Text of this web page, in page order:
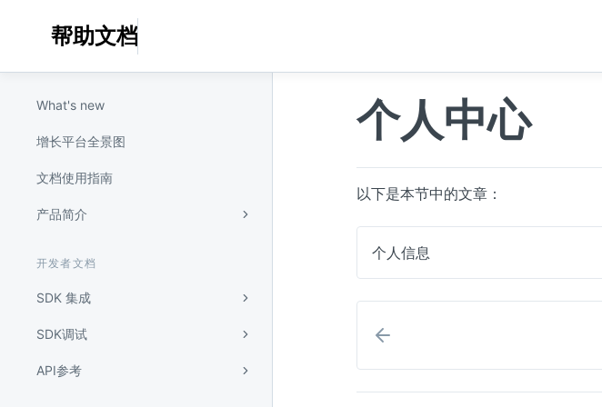
帮助文档
What's new
增长平台全景图
文档使用指南
产品简介
开发者文档
SDK 集成
SDK调试
API参考
个人中心
以下是本节中的文章：
个人信息